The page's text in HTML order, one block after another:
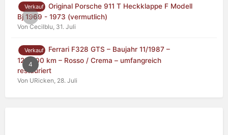
0
Verkauf
Original Porsche 911 T Heckklappe F Modell
Bj 1969 - 1973 (vermutlich)
Von Cecilblu, 31. Juli
4
Verkauf
Ferrari F328 GTS – Baujahr 11/1987 –
125.000 km – Rosso / Crema – umfangreich
restauriert
Von URicken, 28. Juli